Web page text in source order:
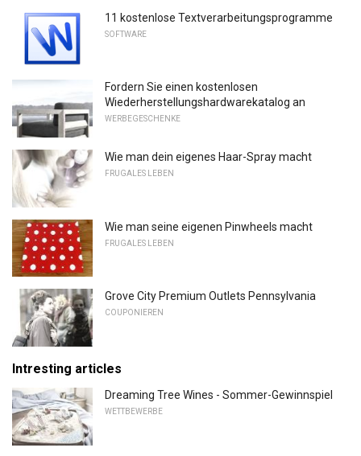
11 kostenlose Textverarbeitungsprogramme
SOFTWARE
Fordern Sie einen kostenlosen
Wiederherstellungshardwarekatalog an
WERBEGESCHENKE
Wie man dein eigenes Haar-Spray macht
FRUGALES LEBEN
Wie man seine eigenen Pinwheels macht
FRUGALES LEBEN
Grove City Premium Outlets Pennsylvania
COUPONIEREN
Intresting articles
Dreaming Tree Wines - Sommer-Gewinnspiel
WETTBEWERBE